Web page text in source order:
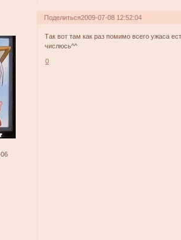
Поделиться2009-07-08 12:52:04
Так вот там как раз помимо всего ужаса
числюсь^^
0